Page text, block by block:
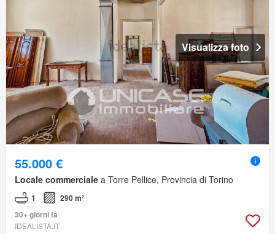
Visualizza foto
55.000 €
Locale commerciale a Torre Pellice, Provincia di Torino
1
290 m²
30+ giorni fa
IDEALISTA.IT